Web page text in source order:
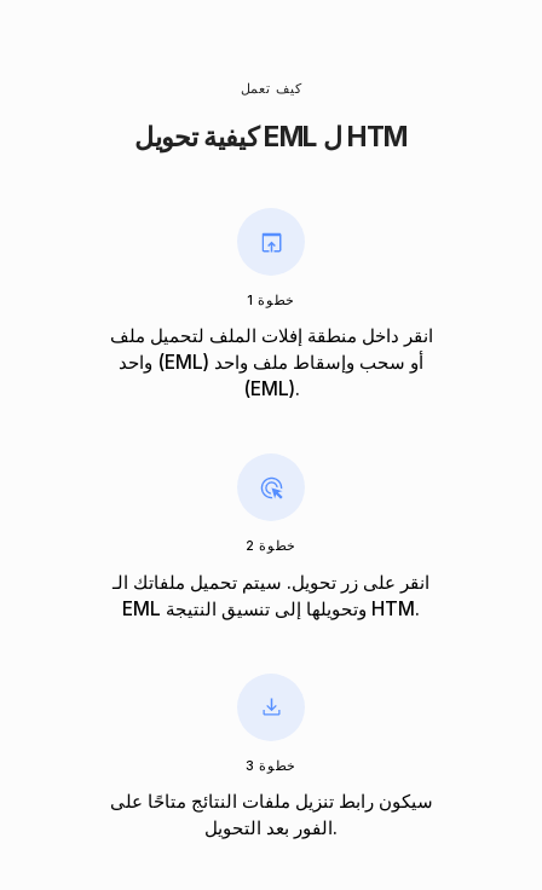
كيف تعمل
كيفية تحويل EML ل HTM
خطوة 1
انقر داخل منطقة إفلات الملف لتحميل ملف
واحد (EML) أو سحب وإسقاط ملف واحد
(EML).
خطوة 2
انقر على زر تحويل. سيتم تحميل ملفاتك الـ
EML وتحويلها إلى تنسيق النتيجة HTM.
خطوة 3
سيكون رابط تنزيل ملفات النتائج متاحًا على
الفور بعد التحويل.